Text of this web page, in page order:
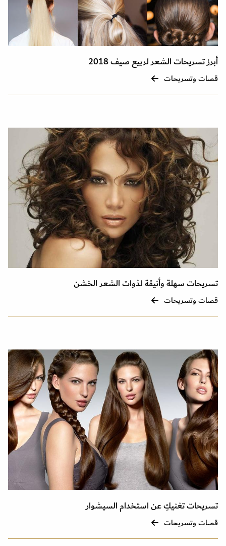
أبرز تسريحات الشعر لربيع صيف 2018
قصات وتسريحات
تسريحات سهلة وأنيقة لذوات الشعر الخشن
قصات وتسريحات
تسريحات تغنيكِ عن استخدام السيشوار
قصات وتسريحات